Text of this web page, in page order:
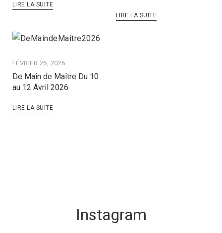
LIRE LA SUITE
LIRE LA SUITE
FÉVRIER 26, 2026
De Main de Maître Du 10
au 12 Avril 2026
LIRE LA SUITE
Instagram